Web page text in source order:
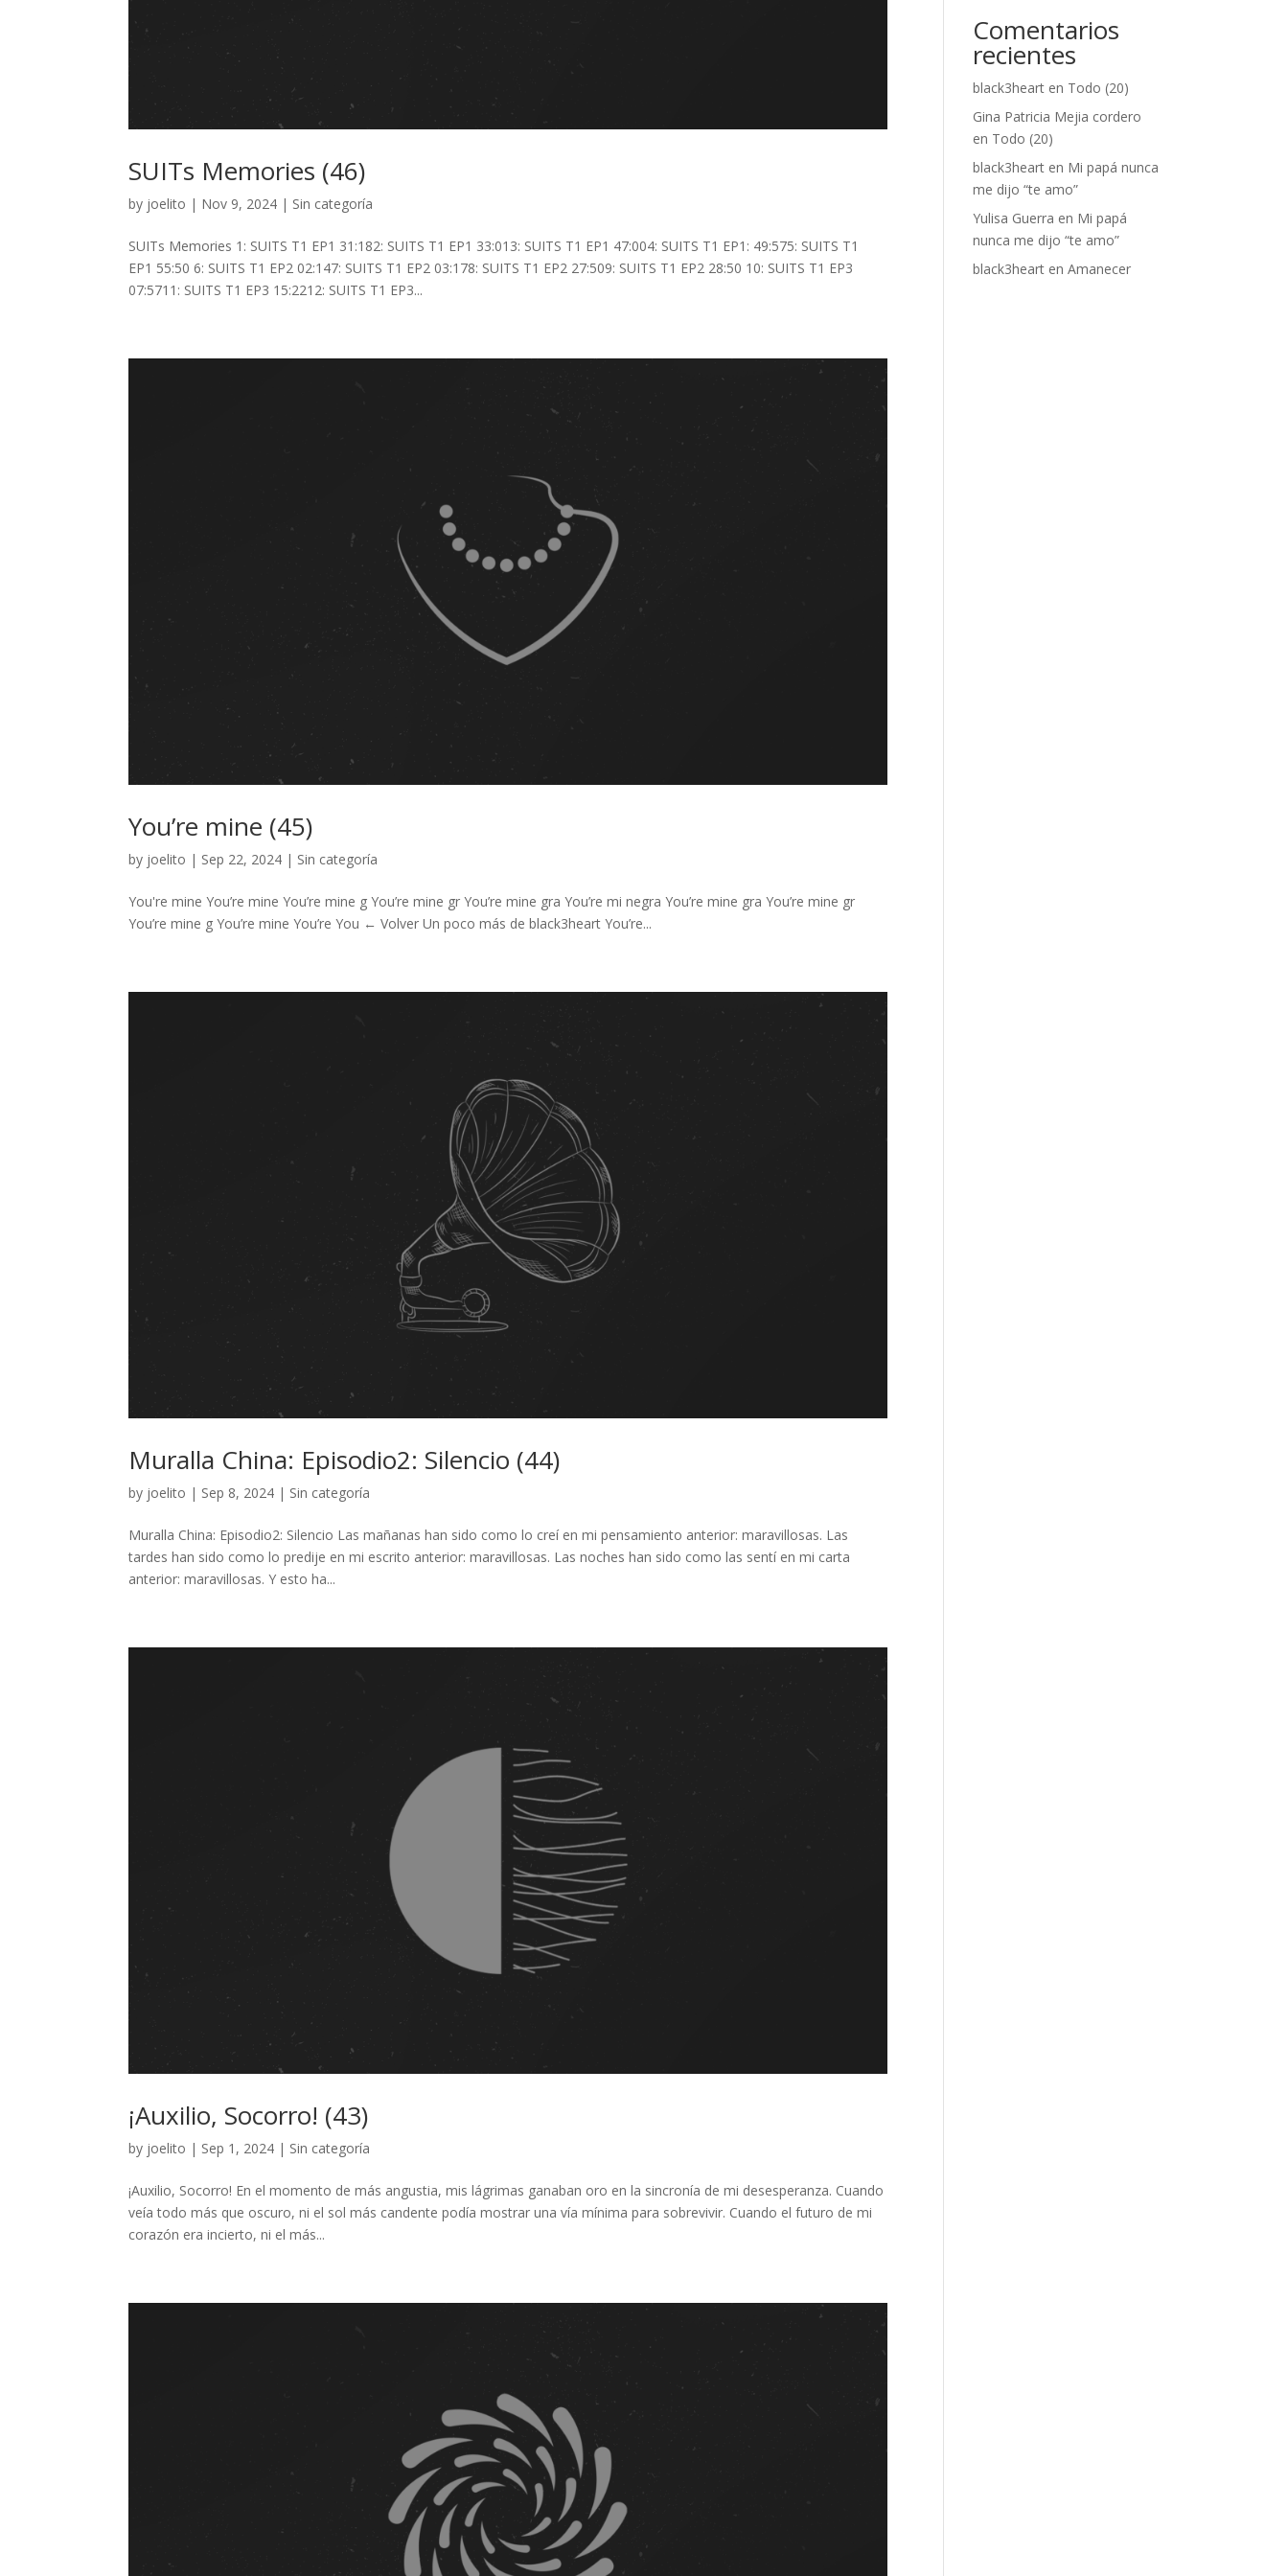
SUITs Memories (46)
by joelito | Nov 9, 2024 | Sin categoría
SUITs Memories 1: SUITS T1 EP1 31:182: SUITS T1 EP1 33:013: SUITS T1 EP1 47:004: SUITS T1 EP1: 49:575: SUITS T1
EP1 55:50 6: SUITS T1 EP2 02:147: SUITS T1 EP2 03:178: SUITS T1 EP2 27:509: SUITS T1 EP2 28:50 10: SUITS T1 EP3
07:5711: SUITS T1 EP3 15:2212: SUITS T1 EP3...
You’re mine (45)
by joelito | Sep 22, 2024 | Sin categoría
You're mine You’re mine You’re mine g You’re mine gr You’re mine gra You’re mi negra You’re mine gra You’re mine gr
You’re mine g You’re mine You’re You ← Volver Un poco más de black3heart You’re...
Muralla China: Episodio2: Silencio (44)
by joelito | Sep 8, 2024 | Sin categoría
Muralla China: Episodio2: Silencio Las mañanas han sido como lo creí en mi pensamiento anterior: maravillosas. Las
tardes han sido como lo predije en mi escrito anterior: maravillosas. Las noches han sido como las sentí en mi carta
anterior: maravillosas. Y esto ha...
¡Auxilio, Socorro! (43)
by joelito | Sep 1, 2024 | Sin categoría
¡Auxilio, Socorro! En el momento de más angustia, mis lágrimas ganaban oro en la sincronía de mi desesperanza. Cuando
veía todo más que oscuro, ni el sol más candente podía mostrar una vía mínima para sobrevivir. Cuando el futuro de mi
corazón era incierto, ni el más...
Comentarios
recientes
black3heart en Todo (20)
Gina Patricia Mejia cordero
en Todo (20)
black3heart en Mi papá nunca
me dijo “te amo”
Yulisa Guerra en Mi papá
nunca me dijo “te amo”
black3heart enAmanecer